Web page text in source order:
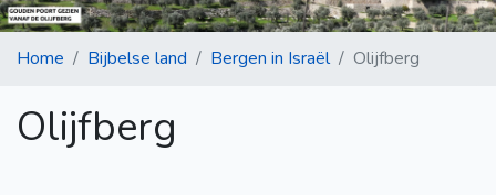
Home Bijbelse land Bergen in Israël Olijfberg
Olijfberg